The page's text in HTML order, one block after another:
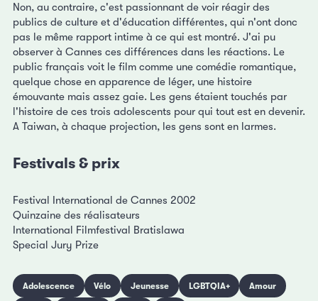
Non, au contraire, c'est passionnant de voir réagir des
publics de culture et d'éducation différentes, qui n'ont donc
pas le même rapport intime à ce qui est montré. J'ai pu
observer à Cannes ces différences dans les réactions. Le
public français voit le film comme une comédie romantique,
quelque chose en apparence de léger, une histoire
émouvante mais assez gaie. Les gens étaient touchés par
l'histoire de ces trois adolescents pour qui tout est en devenir.
A Taiwan, à chaque projection, les gens sont en larmes.
Festivals & prix
Festival International de Cannes 2002
Quinzaine des réalisateurs
International Filmfestival Bratislawa
Special Jury Prize
Adolescence Vélo Jeunesse LGBTQIA+ Amour